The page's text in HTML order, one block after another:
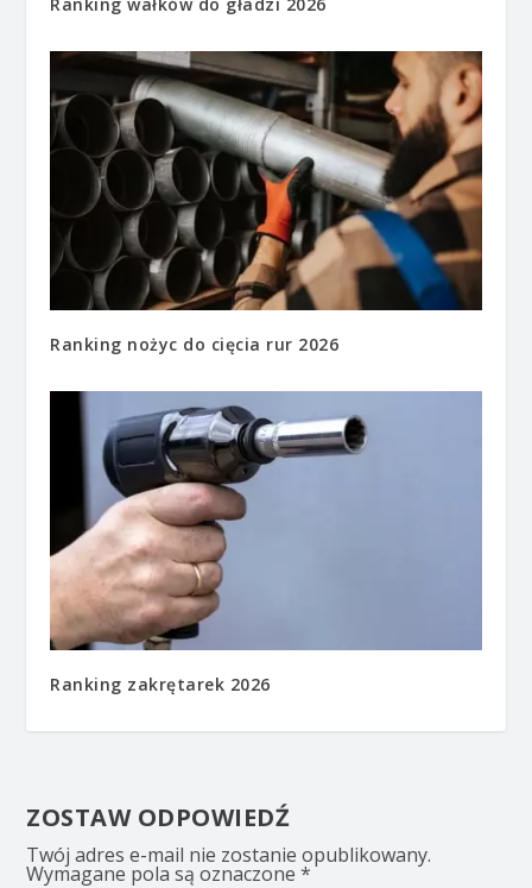
Ranking nożyc do cięcia rur 2026
Ranking zakrętarek 2026
ZOSTAW ODPOWIEDŹ
Twój adres e-mail nie zostanie opublikowany.
Wymagane pola są oznaczone*